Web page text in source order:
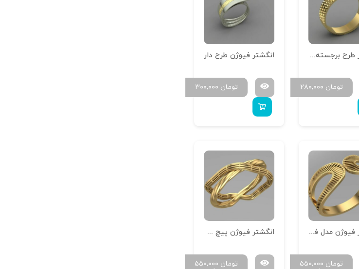
انگشتر طرح برجسته کد 2
۲۸۰,۰۰۰ تومان
انگشتر فیوژن طرح دار
۳۰۰,۰۰۰ تومان
انگشتر فیوژن مدل فلو
۵۵۰,۰۰۰ تومان
انگشتر فیوژن پیچ طلایی
۵۵۰,۰۰۰ تومان